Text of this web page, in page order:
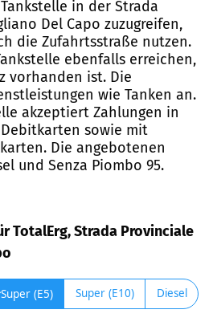
in der Strada
Del Capo zuzugreifen,
die Zufahrtsstraße nutzen.
ebenfalls erreichen,
vorhanden ist. Die
wie Tanken an.
akzeptiert Zahlungen in
sowie mit
Die angebotenen
und Senza Piombo 95.
TotalErg, Strada Provinciale
Super (E5) Super (E10) Diesel